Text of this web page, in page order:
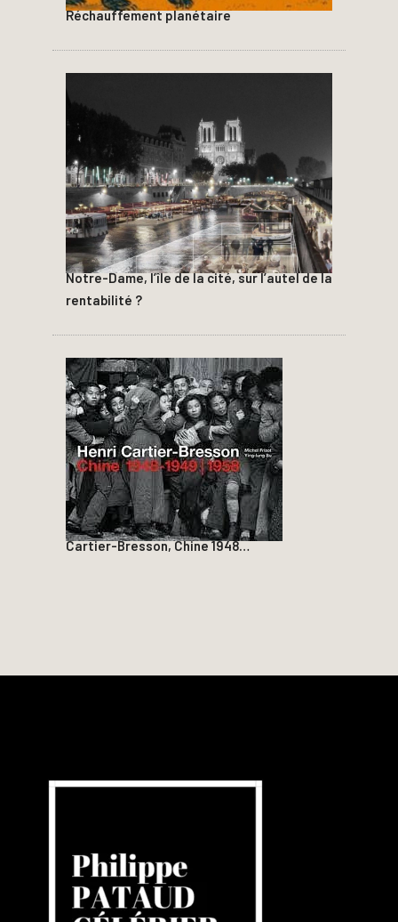
Réchauffement planétaire
Notre-Dame, l’île de la cité, sur l’autel de la
rentabilité ?
Cartier-Bresson, Chine 1948…